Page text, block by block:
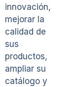
innovación,
mejorar la
calidad de
sus
productos,
ampliar su
catálogo y